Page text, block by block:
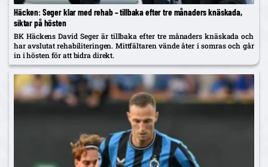
Häcken: Seger klar med rehab – tillbaka efter tre månaders knäskada,
siktar på hösten
BK Häckens David Seger är tillbaka efter tre månaders knäskada och
har avslutat rehabiliteringen. Mittfältaren vände åter i somras och går
in i hösten för att bidra direkt.